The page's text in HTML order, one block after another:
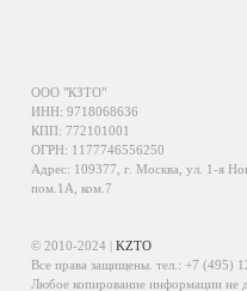
ООО "КЗТО"
ИНН: 9718068636
КПП: 772101001
ОГРН: 1177746556250
Адрес: 109377, г. Москва, ул. 1-я
пом.1А, ком.7
© 2010-2024 |KZTO
Все права защищены. тел.: +7 (495)
Любое копирование информации не